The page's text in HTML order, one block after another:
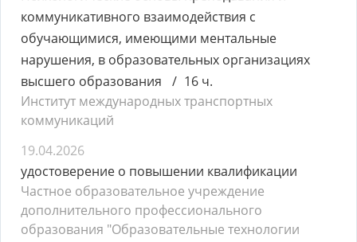
коммуникативного взаимодействия с
обучающимися, имеющими ментальные
нарушения, в образовательных организациях
высшего образования
16 ч.
Институт международных транспортных
коммуникаций
19.04.2026
удостоверение о повышении квалификации
Частное образовательное учреждение
дополнительного профессионального
образования "Образовательные технологии